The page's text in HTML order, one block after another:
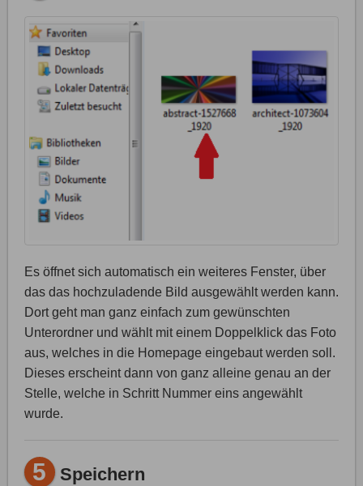
Es öffnet sich automatisch ein weiteres Fenster, über
das das hochzuladende Bild ausgewählt werden kann.
Dort geht man ganz einfach zum gewünschten
Unterordner und wählt mit einem Doppelklick das Foto
aus, welches in die Homepage eingebaut werden soll.
Dieses erscheint dann von ganz alleine genau an der
Stelle, welche in Schritt Nummer eins angewählt
wurde.
5 Speichern